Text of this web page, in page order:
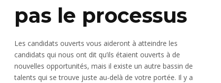
pas le processus
Les candidats ouverts vous aideront à atteindre les
candidats qui nous ont dit qu’ils étaient ouverts à de
nouvelles opportunités, mais il existe un autre bassin de
talents qui se trouve juste au-delà de votre portée. Il y a